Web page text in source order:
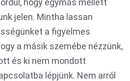
hogy egymás mellett
jelen. Mintha lassan
a figyelmes
a másik szemébe nézzünk,
és ki nem mondott
lépjünk. Nem arról